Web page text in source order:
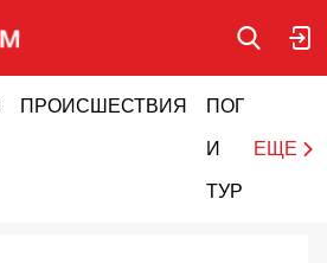
ПРОИСШЕСТВИЯ ПОГОДА
И
ТУРИЗМ
ЕЩЕ